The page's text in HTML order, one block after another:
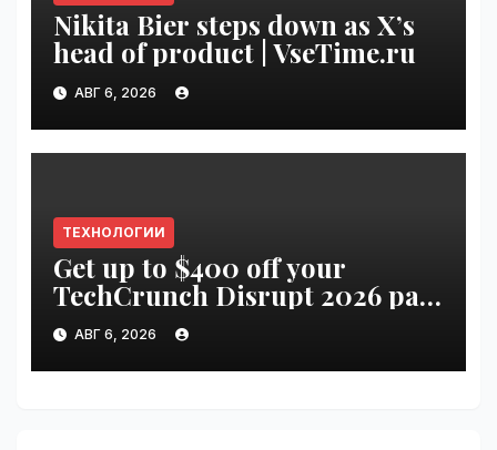
Nikita Bier steps down as X’s
head of product | VseTime.ru
АВГ 6, 2026
ТЕХНОЛОГИИ
Get up to $400 off your
TechCrunch Disrupt 2026 pass
until Friday | VseTime.ru
АВГ 6, 2026